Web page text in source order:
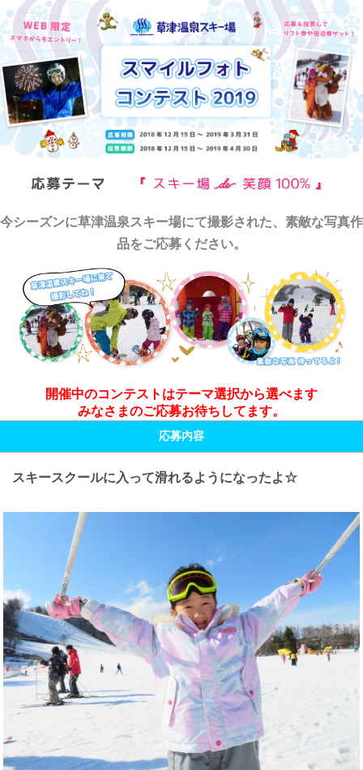
今シーズンに草津温泉スキー場にて撮影された、素敵な写真作
品をご応募ください。
開催中のコンテストはテーマ選択から選べます
みなさまのご応募お待ちしてます。
応募内容
スキースクールに入って滑れるようになったよ☆